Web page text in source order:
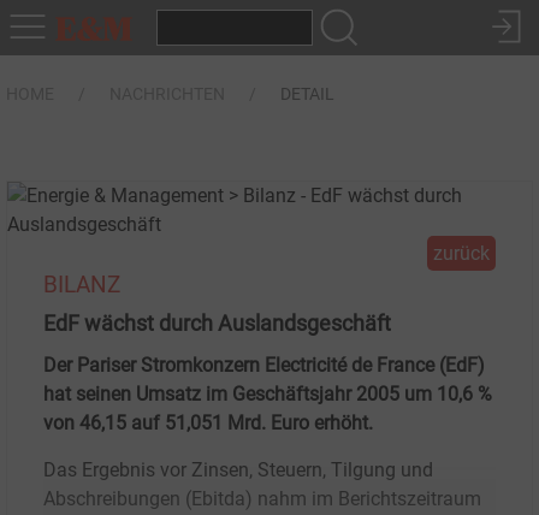
DETAIL
zurück
BILANZ
EdF wächst durch Auslandsgeschäft
Der Pariser Stromkonzern Electricité de France (EdF)
hat seinen Umsatz im Geschäftsjahr 2005 um 10,6 %
von 46,15 auf 51,051 Mrd. Euro erhöht.
Das Ergebnis vor Zinsen, Steuern, Tilgung und
Abschreibungen (Ebitda) nahm im Berichtszeitraum